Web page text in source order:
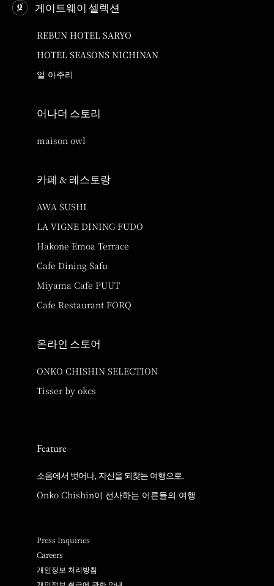
게이트웨이 셀렉션
REBUN HOTEL SARYO
HOTEL SEASONS NICHINAN
일 아주리
어나더 스토리
maison owl
카페 & 레스토랑
AWA SUSHI
LA VIGNE DINING FUDO
Hakone Emoa Terrace
Cafe Dining Safu
Miyama Cafe PUUT
Cafe Restaurant FORQ
온라인 스토어
ONKO CHISHIN SELECTION
Tisser by okcs
Feature
소음에서 벗어나, 자신을 되찾는 여행으로.
Onko Chishin이 선사하는 어른들의 여행
Press Inquiries
Careers
개인정보 처리방침
개인정보 취급에 관한 안내